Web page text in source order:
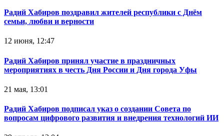
Радий Хабиров поздравил жителей республики с Днём
семьи, любви и верности
12 июня, 12:47
Радий Хабиров принял участие в праздничных
мероприятиях в честь Дня России и Дня города Уфы
21 мая, 13:01
Радий Хабиров подписал указ о создании Совета по
вопросам цифрового развития и внедрения технологий ИИ